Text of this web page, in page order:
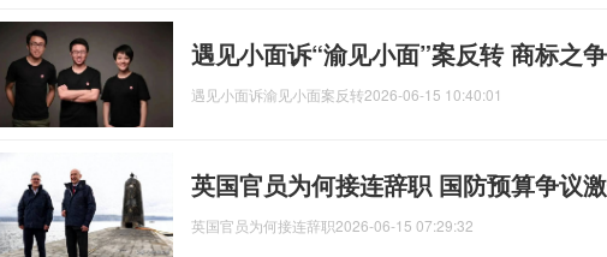
遇见小面诉“渝见小面”案反转 商标之
遇见小面诉渝见小面案反转2026-06-15 10:40:01
英国官员为何接连辞职 国防预算争议
英国官员为何接连辞职2026-06-15 07:29:32